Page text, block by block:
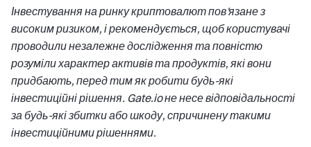
Інвестування на ринку криптовалют пов'язане з
високим ризиком, і рекомендується, щоб користувачі
проводили незалежне дослідження та повністю
розуміли характер активів та продуктів, які вони
придбають, перед тим як робити будь-які
інвестиційні рішення. Gate.io не несе відповідальності
за будь-які збитки або шкоду, спричинену такими
інвестиційними рішеннями.